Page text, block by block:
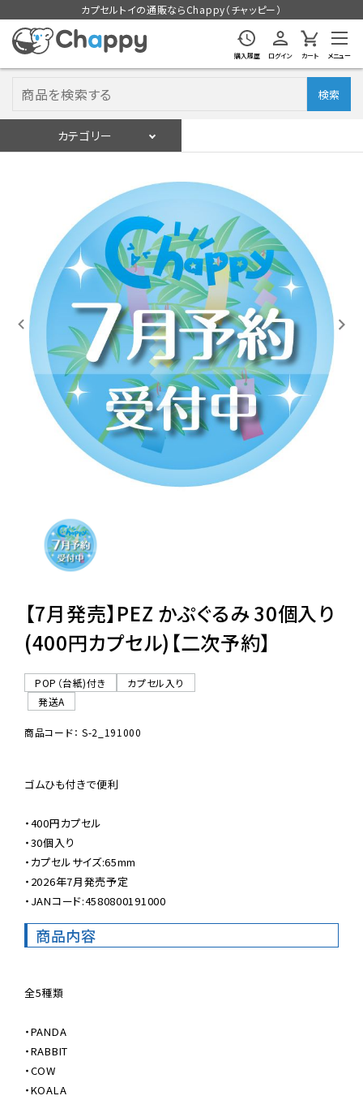
カプセルトイの通販ならChappy（チャッピー）
購入履歴 ログイン カート メニュー
検索
カテゴリー
入荷スケジュールをチェック
カプセルトイマシン本体
カプセルトイ
販促用空カプセル
レンタル
景品・玩具・文具
販促用カプセルトイ
06-6282-7659
【7月発売】PEZ かぷぐるみ 30個入り
(400円カプセル)【二次予約】
POP（台紙)付き
カプセル入り
発送A
商品コード： S-2_191000
ゴムひも付きで便利
・400円カプセル
・30個入り
・カプセルサイズ:65mm
・2026年7月発売予定
・JANコード:4580800191000
商品内容
全5種類
・PANDA
・RABBIT
・COW
・KOALA